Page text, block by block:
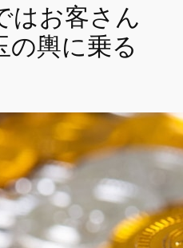
はお客さん
の輿に乗る